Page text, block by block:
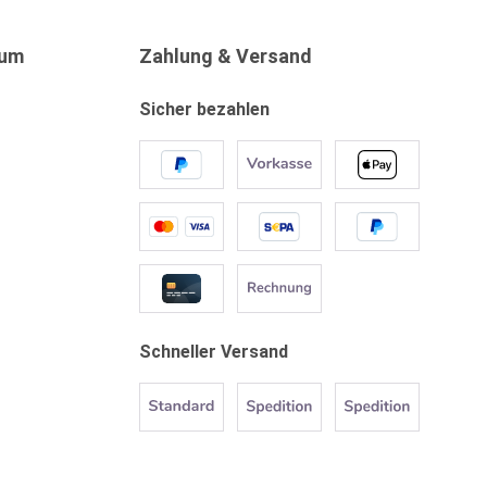
Zahlung & Versand
Sicher bezahlen
Schneller Versand